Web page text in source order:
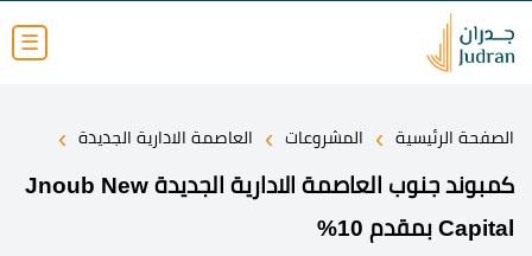
☰
الصفحة الرئيسية › المشروعات › العاصمة الادارية الجديدة ›
كمبوند جنوب العاصمة الادارية الجديدة Jnoub New
Capital بمقدم 10%